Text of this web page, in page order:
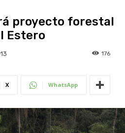
proyecto forestal
Estero
176
X WhatsApp